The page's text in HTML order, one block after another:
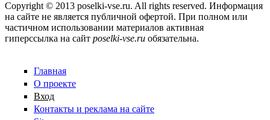
Copyright © 2013 poselki-vse.ru. All rights reserved. Информация
на сайте не является публичной офертой. При полном или
частичном использовании материалов активная
гиперссылка на сайт poselki-vse.ru​ обязательна.
Главная
О проекте
Вход
Контакты и реклама на сайте